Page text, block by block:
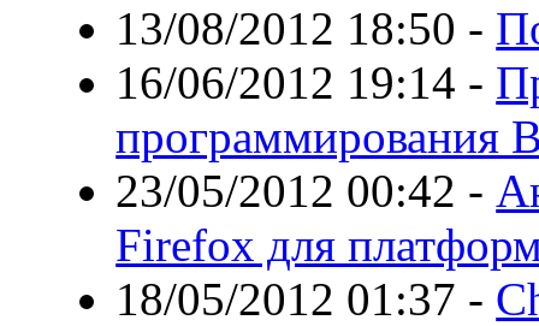
13/08/2012 18:50 -
16/06/2012 19:14 -
программирования
23/05/2012 00:42 -
Firefox для
18/05/2012 01:37 -